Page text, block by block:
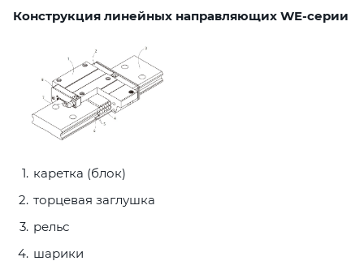
Конструкция линейных направляющих WE-серии
каретка (блок)
торцевая заглушка
рельс
шарики